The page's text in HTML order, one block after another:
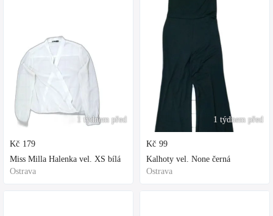
1 týdnem před
Kč 179
Miss Milla Halenka vel. XS bílá
Ostrava
1 týdnem před
Kč 99
Kalhoty vel. None černá
Ostrava